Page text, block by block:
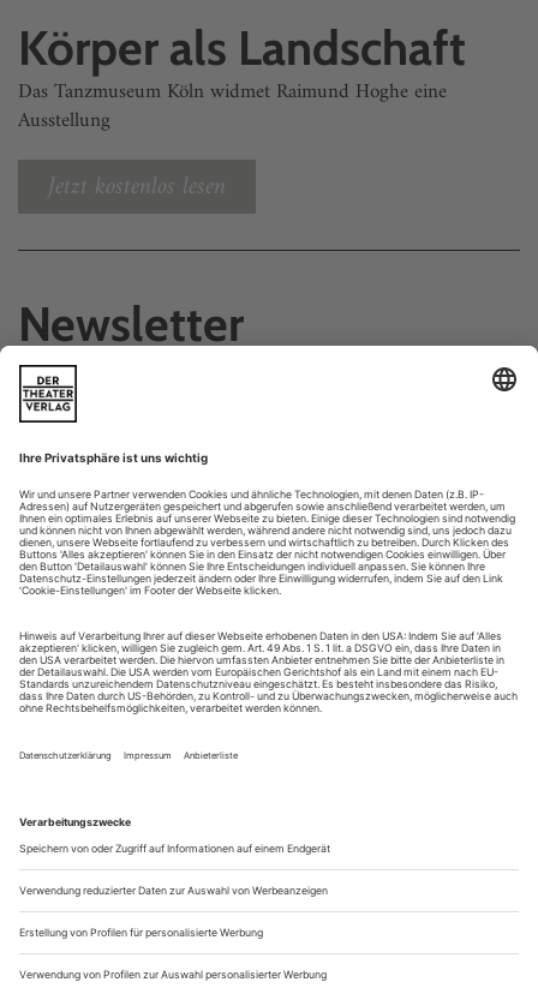
Körper als Landschaft
Das Tanzmuseum Köln widmet Raimund Hoghe eine
Ausstellung
Jetzt kostenlos lesen
Newsletter
Zur Newsletter-Anmeldung
Ihr Printabo
alle Artikel auch online lesen
Zugang zum ePaper
Zugang zum Onlinearchiv des Theaterverlags
Abonnement bestellen
Ihr Digitalabo
Alle Artikel immer online lesen